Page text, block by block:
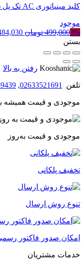
کلید مینیاتوری AC تک پل 6 آمپر 6kA تیپ C چینت سری NXB-63
موجود
3%
499,000 تومان قیمت
بستن
رفتن به بالا
تلفن 02633521691
,
موجودی و قیمت همیشه
موجودی و قیمت به‌روز
تخفیف پلکانی
تنوع روش ارسال
امکان صدور فاکتور
خدمات مشتریان